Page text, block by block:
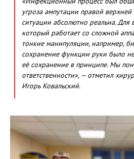
угроза ампутации правой
ситуации абсолютно реальна. Для
который работает со сложной
тонкие манипуляции, например,
сохранение функции руки было
её сохранение в принципе. Мы
ответственности», — отметил
Игорь Ковальский.